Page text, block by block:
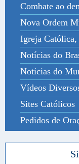
Combate ao
Nova Ordem
Igreja Católica,
Notícias do
Notícias do
Vídeos
Sites Católicos
Pedidos de